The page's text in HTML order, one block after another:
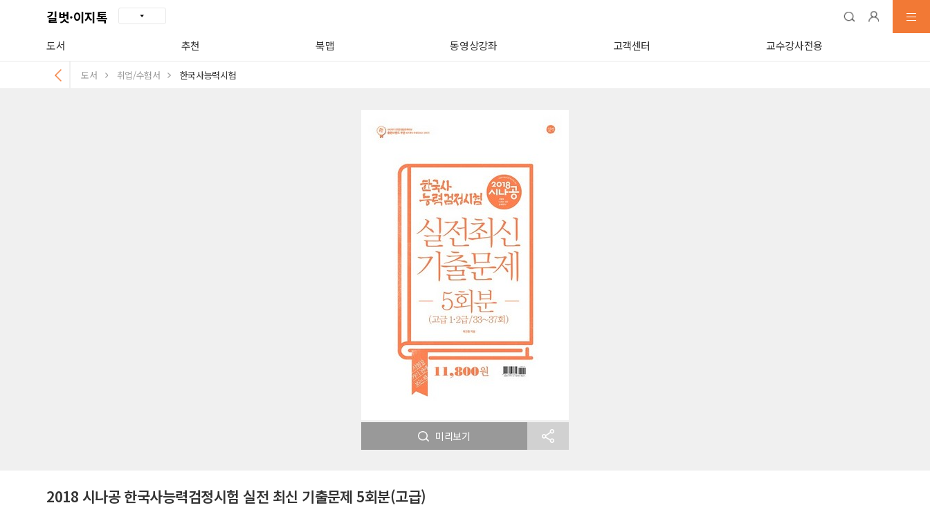
길벗·이지톡
도서 추천 북맵 동영상강좌 고객센터 교수강사전용
도서 취업/수험서 한국사능력시험
미리보기
2018 시나공 한국사능력검정시험 실전 최신 기출문제 5회분(고급)